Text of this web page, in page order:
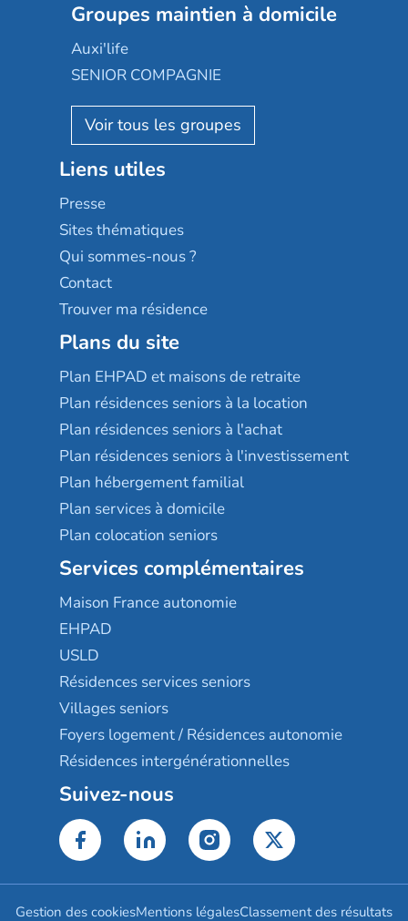
Les jardins d'Arcadie
Occitalia
Appartseniors
Reseda
Stella management
Les villages d'or
Sérénys
Résidences services Villa Médicis
Groupe SOS
Le Noble Âge
Almage
Résidalya
Groupe aplus
Groupes maintien à domicile
Auxi'life
SENIOR COMPAGNIE
AGE D'OR Services
Liens utiles
Presse
Sites thématiques
Qui sommes-nous ?
Contact
Trouver ma résidence
Plans du site
Plan EHPAD et maisons de retraite
Plan résidences seniors à la location
Plan résidences seniors à l'achat
Plan résidences seniors à l'investissement
Plan hébergement familial
Plan services à domicile
Plan colocation seniors
Services complémentaires
Maison France autonomie
EHPAD
USLD
Résidences services seniors
Villages seniors
Foyers logement / Résidences autonomie
Résidences intergénérationnelles
Suivez-nous
Gestion des cookiesMentions légalesClassement des résultats